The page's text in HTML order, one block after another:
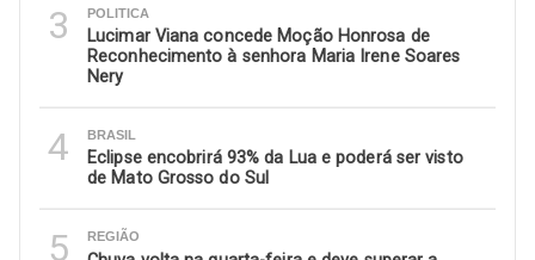
3 POLITICA
Lucimar Viana concede Moção Honrosa de
Reconhecimento à senhora Maria Irene Soares
Nery
4 BRASIL
Eclipse encobrirá 93% da Lua e poderá ser visto
de Mato Grosso do Sul
5 REGIÃO